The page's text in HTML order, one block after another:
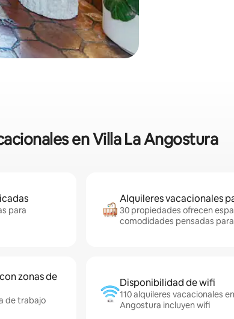
en Villa La Angostura
para
Alquileres vacacionales
30 propiedades ofrecen
comodidades pensadas
zonas de
de trabajo
Disponibilidad de wifi
110 alquileres vacacionales
Angostura incluyen wifi